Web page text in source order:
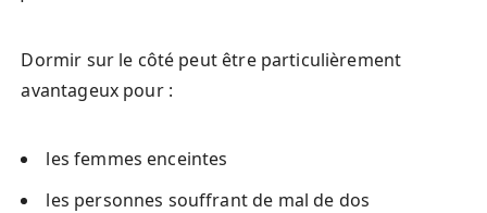
Dormir sur le côté peut être particulièrement
avantageux pour :
les femmes enceintes
les personnes souffrant de mal de dos